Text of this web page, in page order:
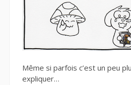
Même si parfois c’est un peu
expliquer…